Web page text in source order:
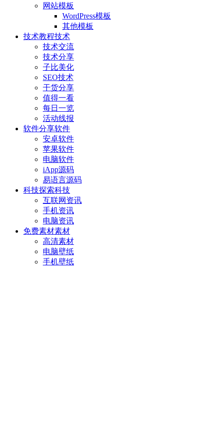
网站模板
WordPress模板
其他模板
技术教程技术
技术交流
技术分享
子比美化
SEO技术
干货分享
值得一看
每日一览
活动线报
软件分享软件
安卓软件
苹果软件
电脑软件
iApp源码
易语言源码
科技探索科技
互联网资讯
手机资讯
电脑资讯
免费素材素材
高清素材
电脑壁纸
手机壁纸